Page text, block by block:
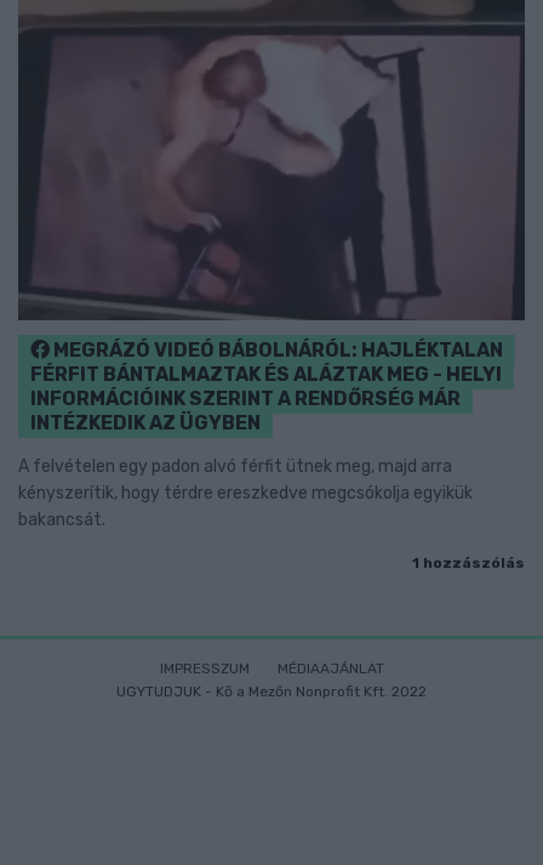
MEGRÁZÓ VIDEÓ BÁBOLNÁRÓL: HAJLÉKTALAN
FÉRFIT BÁNTALMAZTAK ÉS ALÁZTAK MEG - HELYI
INFORMÁCIÓINK SZERINT A RENDŐRSÉG MÁR
INTÉZKEDIK AZ ÜGYBEN
A felvételen egy padon alvó férfit ütnek meg, majd arra
kényszerítik, hogy térdre ereszkedve megcsókolja egyikük
bakancsát.
1 hozzászólás
IMPRESSZUM
MÉDIAAJÁNLAT
UGYTUDJUK - Kő a Mezőn Nonprofit Kft. 2022